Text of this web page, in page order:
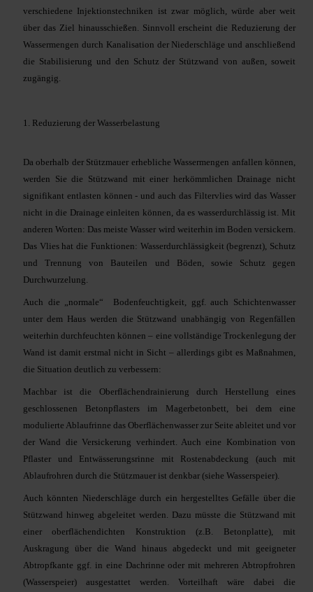
verschiedene Injektionstechniken ist zwar möglich, würde aber weit
über das Ziel hinausschießen. Sinnvoll erscheint die Reduzierung der
Wassermengen durch Kanalisation der Niederschläge und anschließend
die Stabilisierung und den Schutz der Stützwand von außen, soweit
zugängig.
1. Reduzierung der Wasserbelastung
Da oberhalb der Stützmauer erhebliche Wassermengen anfallen können,
werden Sie die Stützwand mit einer herkömmlichen Drainage nicht
signifikant entlasten können - und auch das Filtervlies wird das Wasser
nicht in die Drainage einleiten können, da es wasserdurchlässig ist. Mit
anderen Worten: Das meiste Wasser wird weiterhin im Boden versickern.
Das Vlies hat die Funktionen: Wasserdurchlässigkeit (begrenzt), Schutz
und Trennung von Bauteilen und Böden, sowie Schutz gegen
Durchwurzelung.
Auch die „normale“ Bodenfeuchtigkeit, ggf. auch Schichtenwasser
unter dem Haus werden die Stützwand unabhängig von Regenfällen
weiterhin durchfeuchten können – eine vollständige Trockenlegung der
Wand ist damit erstmal nicht in Sicht – allerdings gibt es Maßnahmen,
die Situation deutlich zu verbessern:
Machbar ist die Oberflächendrainierung durch Herstellung eines
geschlossenen Betonpflasters im Magerbetonbett, bei dem eine
modulierte Ablaufrinne das Oberflächenwasser zur Seite ableitet und vor
der Wand die Versickerung verhindert. Auch eine Kombination von
Pflaster und Entwässerungsrinne mit Rostenabdeckung (auch mit
Ablaufrohren durch die Stützmauer ist denkbar (siehe Wasserspeier).
Auch könnten Niederschläge durch ein hergestelltes Gefälle über die
Stützwand hinweg abgeleitet werden. Dazu müsste die Stützwand mit
einer oberflächendichten Konstruktion (z.B. Betonplatte), mit
Auskragung über die Wand hinaus abgedeckt und mit geeigneter
Abtropfkante ggf. in eine Dachrinne oder mit mehreren Abtropfrohren
(Wasserspeier) ausgestattet werden. Vorteilhaft wäre dabei die